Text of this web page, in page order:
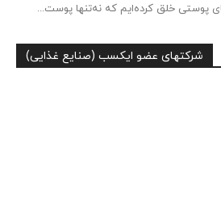
پوستی خلق کرده‌ایم که نه‌تنها پوست...
شرکتهای عضو ایکسب (صنایع غذایی)